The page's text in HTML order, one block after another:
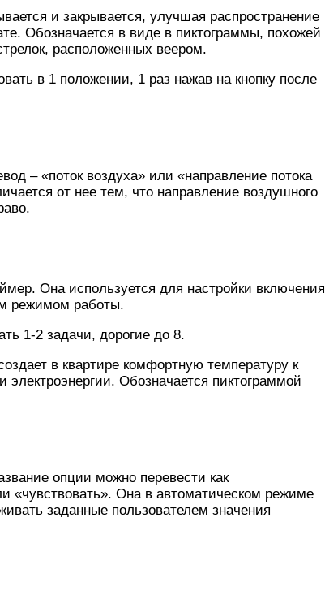
и закрывается, улучшая распространение
Обозначается в виде в пиктограммы, похожей
расположенных веером.
в 1 положении, 1 раз нажав на кнопку после
– «поток воздуха» или «направление потока
от нее тем, что направление воздушного
Она используется для настройки включения
режимом работы.
1-2 задачи, дорогие до 8.
в квартире комфортную температуру к
Обозначается пиктограммой
опции можно перевести как
«чувствовать». Она в автоматическом режиме
заданные пользователем значения